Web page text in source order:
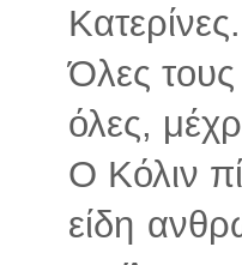
Όλες
όλες,
Ο Κόλιν
είδη